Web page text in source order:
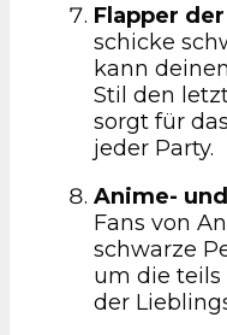
Flapper
schicke
kann
Stil den
sorgt für
jeder Party.
Anime-
Fans von
schwarze
um die teils
der